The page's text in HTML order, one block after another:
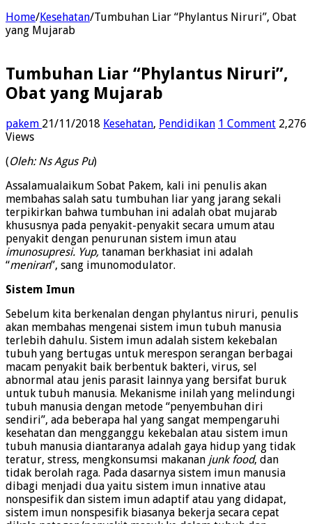
Home/Kesehatan/Tumbuhan Liar “Phylantus Niruri”, Obat
yang Mujarab
Tumbuhan Liar “Phylantus Niruri”,
Obat yang Mujarab
pakem 21/11/2018 Kesehatan, Pendidikan 1 Comment 2,276
Views
(Oleh: Ns Agus Pu)
Assalamualaikum Sobat Pakem, kali ini penulis akan
membahas salah satu tumbuhan liar yang jarang sekali
terpikirkan bahwa tumbuhan ini adalah obat mujarab
khususnya pada penyakit-penyakit secara umum atau
penyakit dengan penurunan sistem imun atau
imunosupresi. Yup, tanaman berkhasiat ini adalah
“meniran”, sang imunomodulator.
Sistem Imun
Sebelum kita berkenalan dengan phylantus niruri, penulis
akan membahas mengenai sistem imun tubuh manusia
terlebih dahulu. Sistem imun adalah sistem kekebalan
tubuh yang bertugas untuk merespon serangan berbagai
macam penyakit baik berbentuk bakteri, virus, sel
abnormal atau jenis parasit lainnya yang bersifat buruk
untuk tubuh manusia. Mekanisme inilah yang melindungi
tubuh manusia dengan metode “penyembuhan diri
sendiri”, ada beberapa hal yang sangat mempengaruhi
kesehatan dan mengganggu kekebalan atau sistem imun
tubuh manusia diantaranya adalah gaya hidup yang tidak
teratur, stress, mengkonsumsi makanan junk food, dan
tidak berolah raga. Pada dasarnya sistem imun manusia
dibagi menjadi dua yaitu sistem imun innative atau
nonspesifik dan sistem imun adaptif atau yang didapat,
sistem imun nonspesifik biasanya bekerja secara cepat